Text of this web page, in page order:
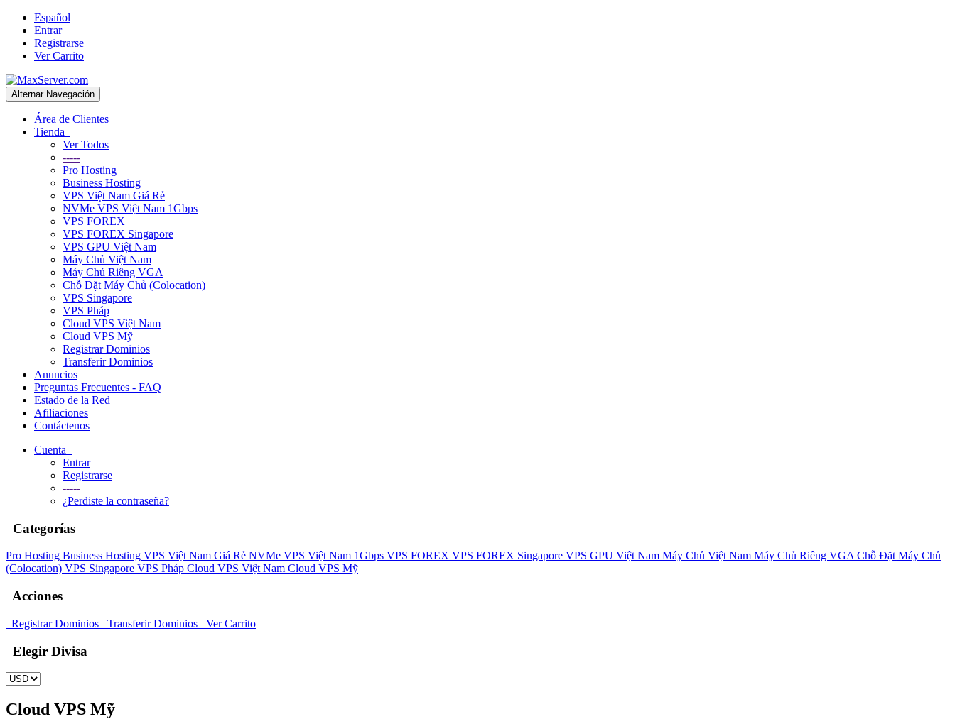
Español
Entrar
Registrarse
Ver Carrito
Alternar Navegación
Área de Clientes
Tienda
Ver Todos
-----
Pro Hosting
Business Hosting
VPS Việt Nam Giá Rẻ
NVMe VPS Việt Nam 1Gbps
VPS FOREX
VPS FOREX Singapore
VPS GPU Việt Nam
Máy Chủ Việt Nam
Máy Chủ Riêng VGA
Chỗ Đặt Máy Chủ (Colocation)
VPS Singapore
VPS Pháp
Cloud VPS Việt Nam
Cloud VPS Mỹ
Registrar Dominios
Transferir Dominios
Anuncios
Preguntas Frecuentes - FAQ
Estado de la Red
Afiliaciones
Contáctenos
Cuenta
Entrar
Registrarse
-----
¿Perdiste la contraseña?
Categorías
Pro Hosting Business Hosting VPS Việt Nam Giá Rẻ NVMe VPS Việt Nam 1Gbps VPS FOREX VPS FOREX Singapore VPS GPU Việt Nam Máy Chủ Việt Nam Máy Chủ Riêng VGAChỗ Đặt Máy Chủ
(Colocation) VPS Singapore VPS Pháp Cloud VPS Việt Nam Cloud VPS Mỹ
Acciones
Registrar Dominios Transferir Dominios Ver Carrito
Elegir Divisa
Cloud VPS Mỹ